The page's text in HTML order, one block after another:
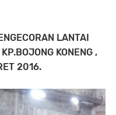
LANTAI
KONENG ,
2016.